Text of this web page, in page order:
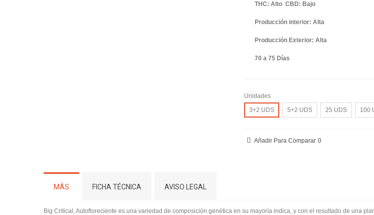
THC: Alto CBD: Bajo
Producción interior: Alta
Producción Exterior: Alta
70 a 75 Días
Unidades
3+2 UDS
5+2 UDS 25 UDS 100
Añadir Para Comparar 0
MÁS FICHA TÉCNICA AVISO LEGAL
Big Critical, Autofloreciente es una variedad de composición genética en su mayoría indica, y con el resultado de una